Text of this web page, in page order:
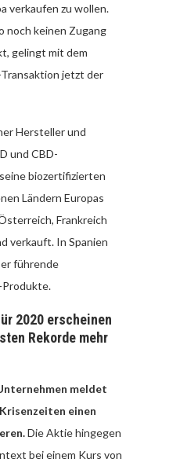
verkaufen zu wollen.
noch keinen Zugang
gelingt mit dem
jetzt der
Hersteller und
und CBD-
biozertifizierten
Ländern Europas
Frankreich
verkauft. In Spanien
führende
Produkte.
2020 erscheinen
Rekorde mehr
meldet
einen
Die Aktie hingegen
bei einem Kurs von